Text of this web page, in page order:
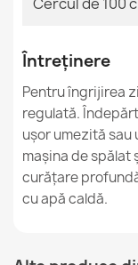
158,90 lej
CASABLANCA
350,90 lej
Întreținere
Pentru îngrijirea
regulată.
ușor umezită sau
mașina de spălat
curățare
cu apă caldă.